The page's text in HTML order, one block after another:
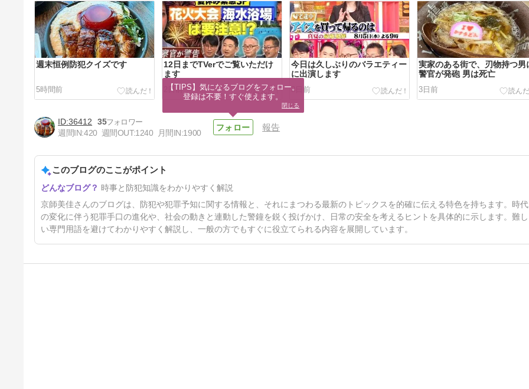
週末恒例防犯クイズです
5時間前
12日までTVerでご覧いただけ
ます
2日前
今日は久しぶりのバラエティー
に出演します
3日前
実家のある街で、刃物持つ男
警官が発砲 男は死亡
3日前
なぜ金庫にお金をもどさせたの
か？
4日前
36412
35
週間IN:420 週間OUT:1240 月間IN:1900
報告
このブログのここがポイント
時事と防犯知識をわかりやすく解説
京師美佳さんのブログは、防犯や犯罪予知に関する情報と、それにまつわる最新のトピックスを的確に伝える特色を持ちます。時代
の変化に伴う犯罪手口の進化や、社会の動きと連動した警鐘を鋭く投げかけ、日常の安全を考えるヒントを具体的に示します。難し
い専門用語を避けてわかりやすく解説し、一般の方でもすぐに役立てられる内容を展開しています。
【TIPS】気になるブログをフォロー。
登録は不要！すぐ使えます。
閉じる